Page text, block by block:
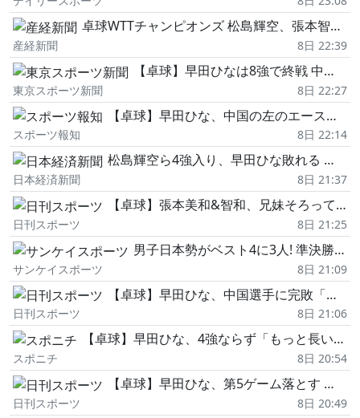
卓球WTTチャンピオンズ 松島輝空、張本智和らが4強入り 女子は張本美和が準決勝進出
産経新聞 8日 22:39
【卓球】早田ひなは8強で終戦 中国勢の底力を実感「相手が1枚も2枚も上手だった」
東京スポーツ新聞 8日 22:27
【卓球】早田ひな、中国の左のエース・蒯曼に「全てを上回られた感覚。実力不足」 課題を受け止め成長誓う…WTTチャンピオンズ横浜
スポーツ報知 8日 22:14
松島輝空ら4強入り、早田ひな敗れる 卓球WTTチャンピオンズ
日本経済新聞 8日 21:37
【卓球】張本美和&智和、兄妹そろって4強!早田ひなは敗退 WTTチャンピオンズ/ライブ詳細
日刊スポーツ 8日 21:25
男子日本勢がベスト4に3人! 準決勝で松島輝空vs張本智和 WTTチャンピオンズ/卓球
サンケイスポーツ 8日 21:09
【卓球】早田ひな、中国選手に完敗「実力不足」「すごい差を感じる」無念の8強敗退で課題実感
日刊スポーツ 8日 21:06
【卓球】早田ひな、4強ならず「もっと長い時間、試合がしたかった」中国勢に1―4の完敗
スポニチ 8日 20:54
【卓球】早田ひな、第5ゲーム落とす 粘り見せるもゲームカウント1-4で敗れ4強ならず
日刊スポーツ 8日 20:49